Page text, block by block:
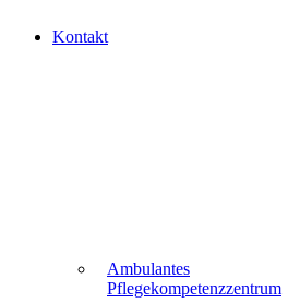
Kontakt
Ambulantes
Pflegekompetenzzentrum